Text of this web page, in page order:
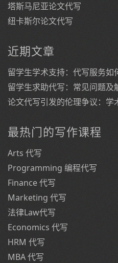
塔斯马尼亚论文代写
纽卡斯尔论文代写
近期文章
留学生学术支持：代写服务如
留学生求助代写：常见问题及
论文代写引发的伦理争议：学
最热门的写作课程
Arts 代写
Programming 编程代写
Finance 代写
Marketing 代写
法律Law代写
Economics 代写
HRM 代写
MBA 代写